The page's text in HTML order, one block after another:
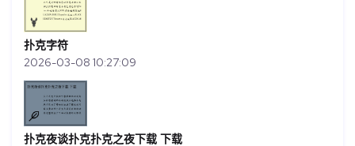
扑克字符
2026-03-08 10:27:09
扑克夜谈扑克扑克之夜下载 下载